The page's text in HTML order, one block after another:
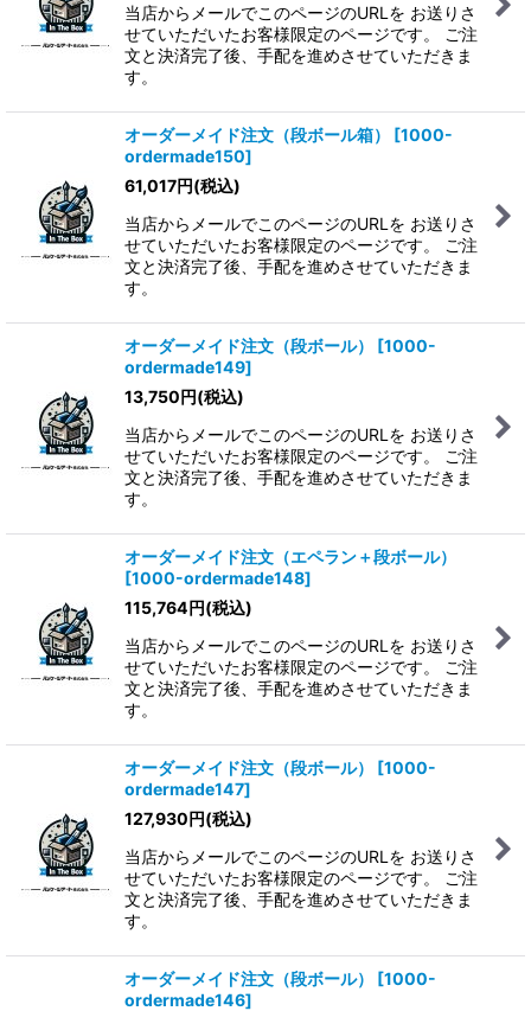
当店からメールでこのページのURLを お送りさ
せていただいたお客様限定のページです。 ご注
文と決済完了後、手配を進めさせていただきま
す。
オーダーメイド注文（段ボール箱） [1000-
ordermade150]
61,017円(税込)
当店からメールでこのページのURLを お送りさ
せていただいたお客様限定のページです。 ご注
文と決済完了後、手配を進めさせていただきま
す。
オーダーメイド注文（段ボール） [1000-
ordermade149]
13,750円(税込)
当店からメールでこのページのURLを お送りさ
せていただいたお客様限定のページです。 ご注
文と決済完了後、手配を進めさせていただきま
す。
オーダーメイド注文（エペラン＋段ボール）
[1000-ordermade148]
115,764円(税込)
当店からメールでこのページのURLを お送りさ
せていただいたお客様限定のページです。 ご注
文と決済完了後、手配を進めさせていただきま
す。
オーダーメイド注文（段ボール） [1000-
ordermade147]
127,930円(税込)
当店からメールでこのページのURLを お送りさ
せていただいたお客様限定のページです。 ご注
文と決済完了後、手配を進めさせていただきま
す。
オーダーメイド注文（段ボール） [1000-
ordermade146]